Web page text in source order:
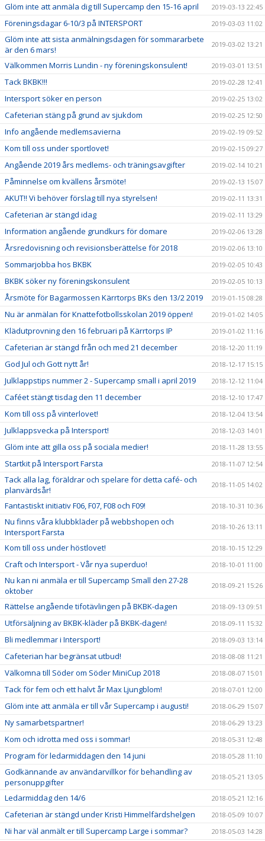
Glöm inte att anmäla dig till Supercamp den 15-16 april 2019-03-13 22:45
Föreningsdagar 6-10/3 på INTERSPORT 2019-03-03 11:02
Glöm inte att sista anmälningsdagen för sommararbete
är den 6 mars!
2019-03-02 13:21
Välkommen Morris Lundin - ny föreningskonsulent! 2019-03-01 13:51
Tack BKBK!!! 2019-02-28 12:41
Intersport söker en person 2019-02-25 13:02
Cafeterian stäng på grund av sjukdom 2019-02-25 12:50
Info angående medlemsavierna 2019-02-19 09:52
Kom till oss under sportlovet! 2019-02-15 09:27
Angående 2019 års medlems- och träningsavgifter 2019-02-14 10:21
Påminnelse om kvällens årsmöte! 2019-02-13 15:07
AKUT!! Vi behöver förslag till nya styrelsen! 2019-02-11 13:31
Cafeterian är stängd idag 2019-02-11 13:29
Information angående grundkurs för domare 2019-02-06 13:28
Årsredovisning och revisionsberättelse för 2018 2019-02-06 13:10
Sommarjobba hos BKBK 2019-02-05 10:43
BKBK söker ny föreningskonsulent 2019-02-05 10:13
Årsmöte för Bagarmossen Kärrtorps BKs den 13/2 2019 2019-01-15 08:28
Nu är anmälan för Knattefotbollsskolan 2019 öppen! 2019-01-02 14:05
Klädutprovning den 16 februari på Kärrtorps IP 2019-01-02 11:16
Cafeterian är stängd från och med 21 december 2018-12-20 11:19
God Jul och Gott nytt år! 2018-12-17 15:15
Julklappstips nummer 2 - Supercamp small i april 2019 2018-12-12 11:04
Caféet stängt tisdag den 11 december 2018-12-10 17:47
Kom till oss på vinterlovet! 2018-12-04 13:54
Julklappsvecka på Intersport! 2018-12-03 14:01
Glöm inte att gilla oss på sociala medier! 2018-11-28 13:55
Startkit på Intersport Farsta 2018-11-07 12:54
Tack alla lag, föräldrar och spelare för detta café- och
planvärdsår!
2018-11-05 14:02
Fantastiskt initiativ F06, F07, F08 och F09! 2018-10-31 10:36
Nu finns våra klubbkläder på webbshopen och
Intersport Farsta
2018-10-26 13:11
Kom till oss under höstlovet! 2018-10-15 12:29
Craft och Intersport - Vår nya superduo! 2018-10-01 11:00
Nu kan ni anmäla er till Supercamp Small den 27-28
oktober
2018-09-21 15:26
Rättelse angående tifotävlingen på BKBK-dagen 2018-09-13 09:51
Utförsäljning av BKBK-kläder på BKBK-dagen! 2018-09-11 15:32
Bli medlemmar i Intersport! 2018-09-03 13:14
Cafeterian har begränsat utbud! 2018-08-08 11:21
Välkomna till Söder om Söder MiniCup 2018 2018-08-07 15:01
Tack för fem och ett halvt år Max Ljungblom! 2018-07-01 12:00
Glöm inte att anmäla er till vår Supercamp i augusti! 2018-06-29 15:07
Ny samarbetspartner! 2018-06-29 13:23
Kom och idrotta med oss i sommar! 2018-05-31 12:48
Program för ledarmiddagen den 14 juni 2018-05-28 11:10
Godkännande av användarvillkor för behandling av
personuppgifter
2018-05-21 13:05
Ledarmiddag den 14/6 2018-05-21 12:16
Cafeterian är stängd under Kristi Himmelfärdshelgen 2018-05-09 10:07
Ni har väl anmält er till Supercamp Large i sommar? 2018-05-03 14:28